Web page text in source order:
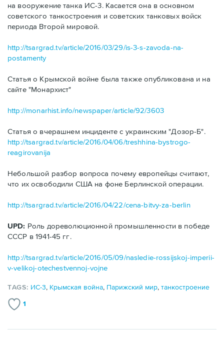
на вооружение танка ИС-3. Касается она в основном
советского танкостроения и советских танковых войск
периода Второй мировой.
http://tsargrad.tv/article/2016/03/29/is-3-s-zavoda-na-
postamenty
Статья о Крымской войне была также опубликована и на
сайте "Монархист"
http://monarhist.info/newspaper/article/92/3603
Статья о вчерашнем инциденте с украинским "Дозор-Б".
http://tsargrad.tv/article/2016/04/06/treshhina-bystrogo-
reagirovanija
Небольшой разбор вопроса почему европейцы считают,
что их освободили США на фоне Берлинской операции.
http://tsargrad.tv/article/2016/04/22/cena-bitvy-za-berlin
UPD: Роль дореволюционной промышленности в победе
СССР в 1941-45 гг.
http://tsargrad.tv/article/2016/05/09/nasledie-rossijskoj-imperii-
v-velikoj-otechestvennoj-vojne
TAGS: ИС-3, Крымская война, Парижский мир,танкостроение
1